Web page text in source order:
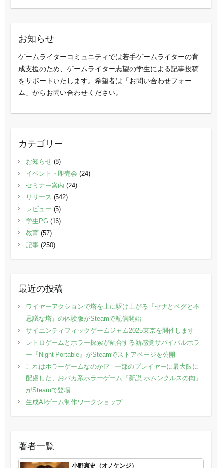
お知らせ
ゲームライターコミュニティでは若手ゲームライターの育
成支援のため、ゲームライター志望の学生による記事投稿
をサポートいたします。希望者は「お問い合わせフォー
ム」からお問い合わせください。
カテゴリー
お知らせ(8)
イベント・即売会 (24)
セミナー案内 (24)
リリース (542)
レビュー (5)
学生PG(16)
教育(57)
記事(250)
最近の投稿
ワイヤーアクションで塔を上に駆け上がる『セナとペグと不
思議な塔』の体験版がSteamで配信開始
サイエンティフィックゲームジャム2025東京を開催します
レトロゲームとホラー探索が融合する新感覚サバイバルホラ
ー『Night Portable』がSteamでストアページを公開
これはホラーゲームなのか!? 一部のプレイヤーに最大限に
配慮した、おバカ系ホラーゲーム『新説 ホムンクルスの肉』
がSteamで登場
生成AIゲーム制作ワークショップ
著者一覧
小野憲史（オノケンジ）